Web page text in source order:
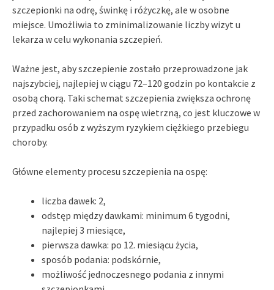
szczepionki na odrę, świnkę i różyczkę, ale w osobne
miejsce. Umożliwia to zminimalizowanie liczby wizyt u
lekarza w celu wykonania szczepień.
Ważne jest, aby szczepienie zostało przeprowadzone jak
najszybciej, najlepiej w ciągu 72–120 godzin po kontakcie z
osobą chorą. Taki schemat szczepienia zwiększa ochronę
przed zachorowaniem na ospę wietrzną, co jest kluczowe w
przypadku osób z wyższym ryzykiem ciężkiego przebiegu
choroby.
Główne elementy procesu szczepienia na ospę:
liczba dawek: 2,
odstęp między dawkami: minimum 6 tygodni,
najlepiej 3 miesiące,
pierwsza dawka: po 12. miesiącu życia,
sposób podania: podskórnie,
możliwość jednoczesnego podania z innymi